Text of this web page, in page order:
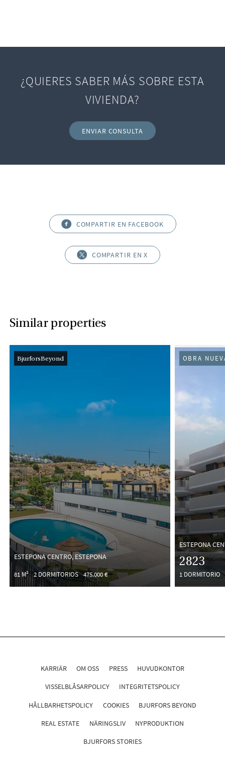
¿QUIERES SABER MÁS SOBRE ESTA
VIVIENDA?
ENVIAR CONSULTA
COMPARTIR EN FACEBOOK
COMPARTIR EN X
Similar properties
ESTEPONA CENTRO, ESTEPONA
81 M² 2 DORMITORIOS 475.000 €
BjurforsBeyond
ESTEPONA
2823
1 DORMITORIO
OBRA
KARRIÄR OM OSS PRESS HUVUDKONTOR
VISSELBLÅSARPOLICY INTEGRITETSPOLICY
HÅLLBARHETSPOLICY COOKIES BJURFORS BEYOND
REAL ESTATE NÄRINGSLIV NYPRODUKTION
BJURFORS STORIES